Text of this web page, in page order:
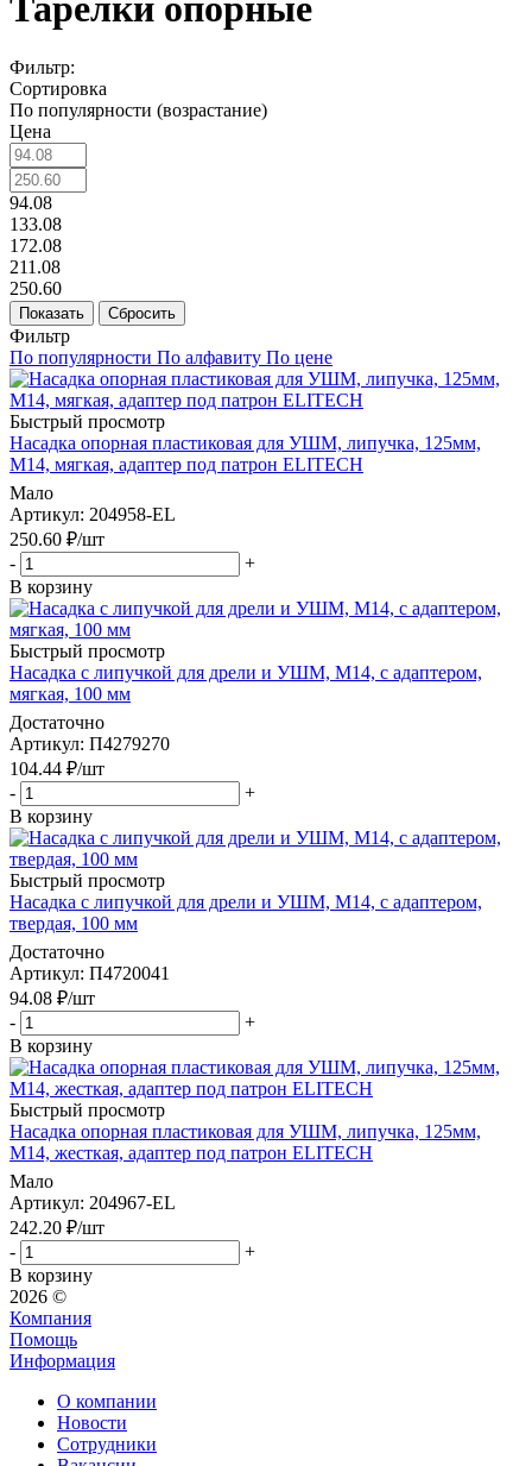
Тарелки опорные
Фильтр:
Сортировка
По популярности (возрастание)
Цена
94.08
133.08
172.08
211.08
250.60
Показать Сбросить
Фильтр
По популярности По алфавиту По цене
Быстрый просмотр
Насадка опорная пластиковая для УШМ, липучка, 125мм,
М14, мягкая, адаптер под патрон ELITECH
Мало
Артикул: 204958-EL
250.60 ₽/шт
-
+
В корзину
Быстрый просмотр
Насадка с липучкой для дрели и УШМ, М14, с адаптером,
мягкая, 100 мм
Достаточно
Артикул: П4279270
104.44 ₽/шт
-
+
В корзину
Быстрый просмотр
Насадка с липучкой для дрели и УШМ, М14, с адаптером,
твердая, 100 мм
Достаточно
Артикул: П4720041
94.08 ₽/шт
-
+
В корзину
Быстрый просмотр
Насадка опорная пластиковая для УШМ, липучка, 125мм,
М14, жесткая, адаптер под патрон ELITECH
Мало
Артикул: 204967-EL
242.20 ₽/шт
-
+
В корзину
2026 ©
Компания
Помощь
Информация
О компании
Новости
Сотрудники